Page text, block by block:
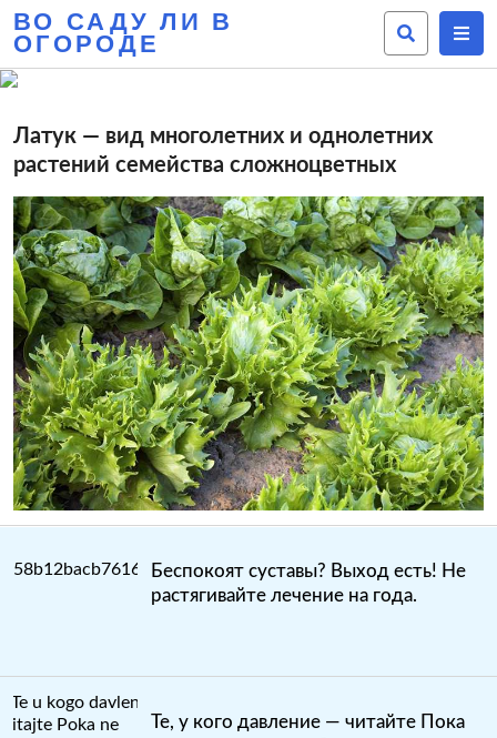
ВО САДУ ЛИ В
ОГОРОДЕ
Латук — вид многолетних и однолетних
растений семейства сложноцветных
Беспокоят суставы? Выход есть! Не
растягивайте лечение на года.
Те, у кого давление — читайте Пока